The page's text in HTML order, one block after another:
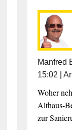
Manfred
15:02
Woher
Althaus-
zur